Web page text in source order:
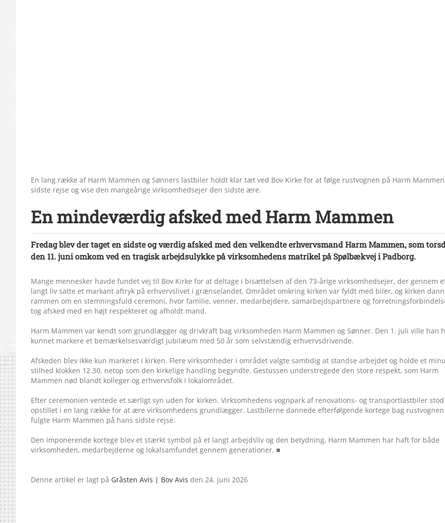
En lang række af Harm Mammen og Sønners lastbiler holdt klar tæt ved Bov Kirke for at følge rustvognen på Harm
sidste rejse og vise den mangeårige virksomhedsejer den sidste ære.
En mindeværdig afsked med Harm Mammen
Fredag blev der taget en sidste og værdig afsked med den velkendte erhvervsmand Harm Mammen, som
den 11. juni omkom ved en tragisk arbejdsulykke på virksomhedens matrikel på Spølbækvej i Padborg.
Mange mennesker havde fundet vej til Bov Kirke for at deltage i bisættelsen af den 73-årige virksomhedsejer, der gennem
langt liv satte et markant aftryk på erhvervslivet i grænselandet. Området omkring kirken var fyldt med biler, og kirken
rammen om en stemningsfuld ceremoni, hvor familie, venner, medarbejdere, samarbejdspartnere og
tog afsked med en højt respekteret og afholdt mand.
Harm Mammen var kendt som grundlægger og drivkraft bag virksomheden Harm Mammen og Sønner. Den 1. juli ville han
kunnet markere et bemærkelsesværdigt jubilæum med 50 år som selvstændig erhvervsdrivende.
Afskeden blev ikke kun markeret i kirken. Flere virksomheder i området valgte samtidig at standse arbejdet og holde et
stilhed klokken 12.30, netop som den kirkelige handling begyndte. Gestussen understregede den store respekt, som Harm
Mammen nød blandt kolleger og erhvervsfolk i lokalområdet.
Efter ceremonien ventede et særligt syn uden for kirken. Virksomhedens vognpark af renovations- og transportlastbiler stod
opstillet i en lang række for at ære virksomhedens grundlægger. Lastbilerne dannede efterfølgende kortege bag rustvognen
fulgte Harm Mammen på hans sidste rejse.
Den imponerende kortege blev et stærkt symbol på et langt arbejdsliv og den betydning, Harm Mammen har haft for både
virksomheden, medarbejderne og lokalsamfundet gennem generationer. ■
Denne artikel er lagt på Gråsten Avis | Bov Avis den 24. juni 2026